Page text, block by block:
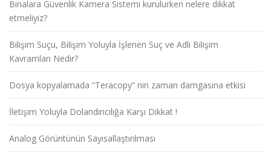
Binalara Güvenlik Kamera Sistemi kurulurken nelere dikkat
etmeliyiz?
Bilişim Suçu, Bilişim Yoluyla İşlenen Suç ve Adli Bilişim
Kavramları Nedir?
Dosya kopyalamada “Teracopy” nin zaman damgasına etkisi
İletişim Yoluyla Dolandırıcılığa Karşı Dikkat !
Analog Görüntünün Sayısallaştırılması